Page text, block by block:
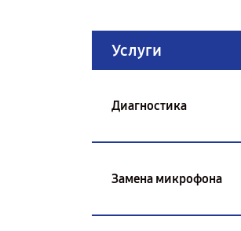
Услуги
Диагностика
Замена микрофона